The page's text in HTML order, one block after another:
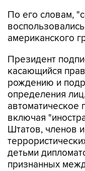
По его словам,
американского
Президент
касающийся
рождению и
определения
автоматическое
включая
Штатов, членов
детьми
признанных